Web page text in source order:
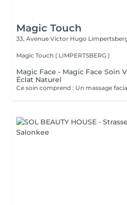
Magic Touch
33, Avenue Victor Hugo
Magic Touch ( LIMPERTSBERG )
Magic Face - Magic Face Soin
Éclat Naturel